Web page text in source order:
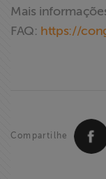
Mais
FAQ: https://
Compartilhe